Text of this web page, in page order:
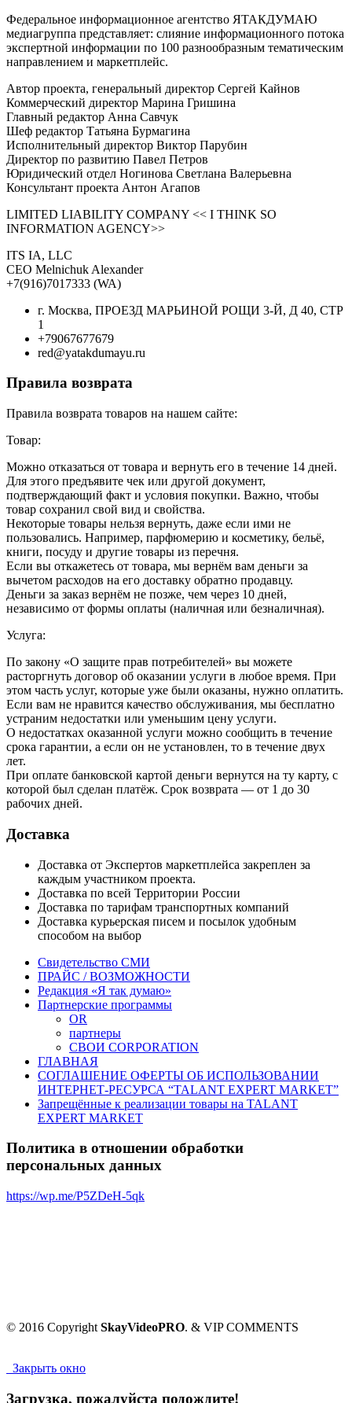
Федеральное информационное агентство ЯТАКДУМАЮ
медиагруппа представляет: слияние информационного потока
экспертной информации по 100 разнообразным тематическим
направлением и маркетплейс.
Автор проекта, генеральный директор Сергей Кайнов
Коммерческий директор Марина Гришина
Главный редактор Анна Савчук
Шеф редактор Татьяна Бурмагина
Исполнительный директор Виктор Парубин
Директор по развитию Павел Петров
Юридический отдел Ногинова Светлана Валерьевна
Консультант проекта Антон Агапов
LIMITED LIABILITY COMPANY << I THINK SO
INFORMATION AGENCY>>
ITS IA, LLC
CEO Melnichuk Alexander
+7(916)7017333 (WA)
г. Москва, ПРОЕЗД МАРЬИНОЙ РОЩИ 3-Й, Д 40, СТР
1
+79067677679
red@yatakdumayu.ru
Правила возврата
Правила возврата товаров на нашем сайте:
Товар:
Можно отказаться от товара и вернуть его в течение 14 дней.
Для этого предъявите чек или другой документ,
подтверждающий факт и условия покупки. Важно, чтобы
товар сохранил свой вид и свойства.
Некоторые товары нельзя вернуть, даже если ими не
пользовались. Например, парфюмерию и косметику, бельё,
книги, посуду и другие товары из перечня.
Если вы откажетесь от товара, мы вернём вам деньги за
вычетом расходов на его доставку обратно продавцу.
Деньги за заказ вернём не позже, чем через 10 дней,
независимо от формы оплаты (наличная или безналичная).
Услуга:
По закону «О защите прав потребителей» вы можете
расторгнуть договор об оказании услуги в любое время. При
этом часть услуг, которые уже были оказаны, нужно оплатить.
Если вам не нравится качество обслуживания, мы бесплатно
устраним недостатки или уменьшим цену услуги.
О недостатках оказанной услуги можно сообщить в течение
срока гарантии, а если он не установлен, то в течение двух
лет.
При оплате банковской картой деньги вернутся на ту карту, с
которой был сделан платёж. Срок возврата — от 1 до 30
рабочих дней.
Доставка
Доставка от Экспертов маркетплейса закреплен за
каждым участником проекта.
Доставка по всей Территории России
Доставка по тарифам транспортных компаний
Доставка курьерская писем и посылок удобным
способом на выбор
Свидетельство СМИ
ПРАЙС / ВОЗМОЖНОСТИ
Редакция «Я так думаю»
Партнерские программы
OR
партнеры
СВОИ CORPORATION
ГЛАВНАЯ
СОГЛАШЕНИЕ ОФЕРТЫ ОБ ИСПОЛЬЗОВАНИИ
ИНТЕРНЕТ-РЕСУРСА “TALANT EXPERT MARKET”
Запрещённые к реализации товары на TALANT
EXPERT MARKET
Политика в отношении обработки
персональных данных
https://wp.me/P5ZDeH-5qk
© 2016 Copyright SkayVideoPRO. & VIP COMMENTS
Закрыть окно
Загрузка, пожалуйста подождите!